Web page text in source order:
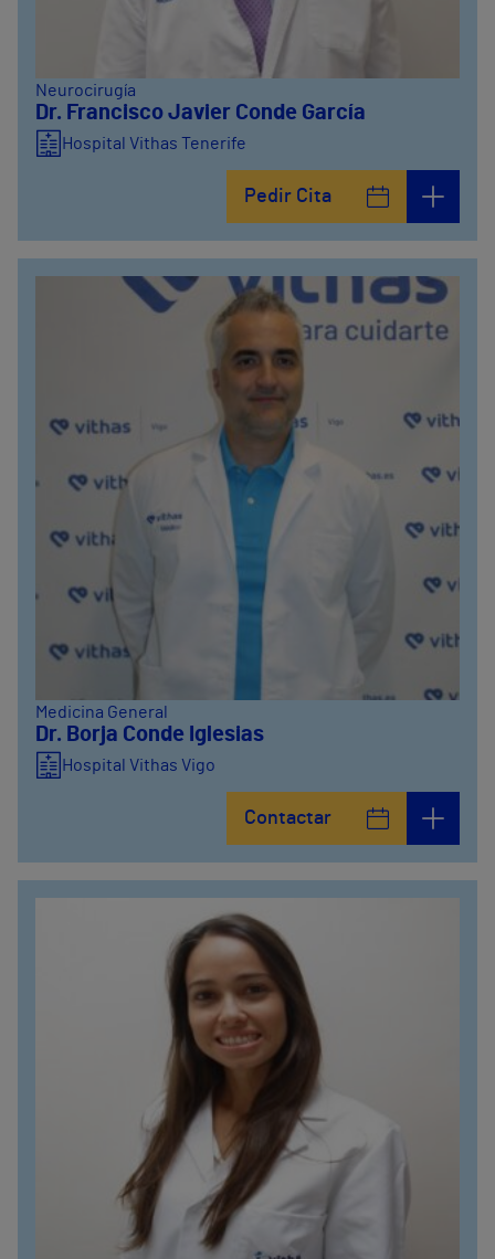
Neurocirugía
Dr. Francisco Javier Conde García
Hospital Vithas Tenerife
Pedir Cita
Medicina General
Dr. Borja Conde Iglesias
Hospital Vithas Vigo
Contactar